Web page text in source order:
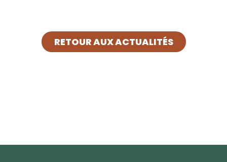
RETOUR AUX ACTUALITÉS